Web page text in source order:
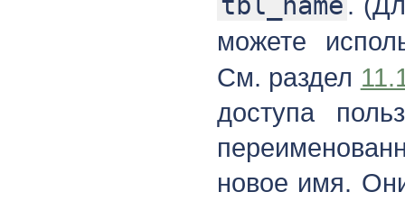
можете
См. раздел
доступа
новое имя.